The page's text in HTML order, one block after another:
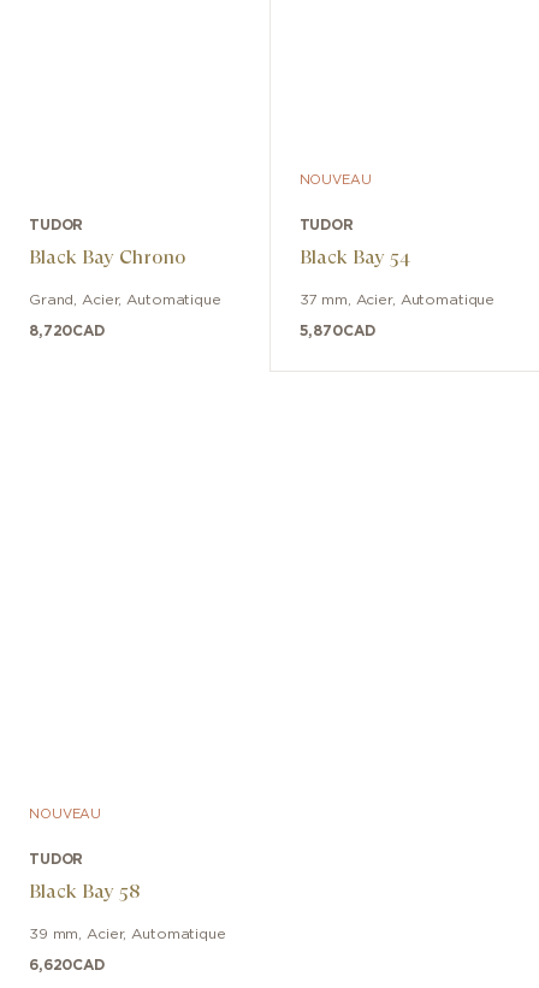
TUDOR
Black Bay Chrono
Grand Acier, Automatique
8,720CAD
NOUVEAU
TUDOR
Black Bay 54
37 mm Acier, Automatique
5,870CAD
NOUVEAU
TUDOR
Black Bay 58
39 mm Acier, Automatique
6,620CAD